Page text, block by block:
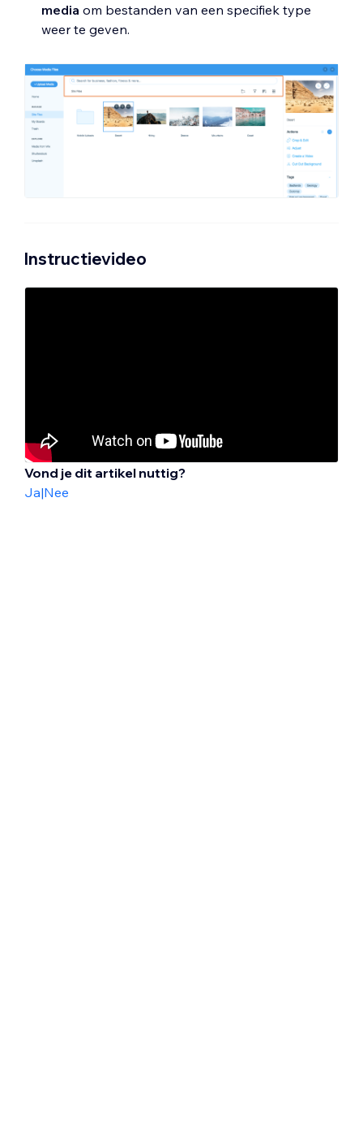
media om bestanden van een specifiek type
weer te geven.
Instructievideo
Vond je dit artikel nuttig?
Ja|Nee